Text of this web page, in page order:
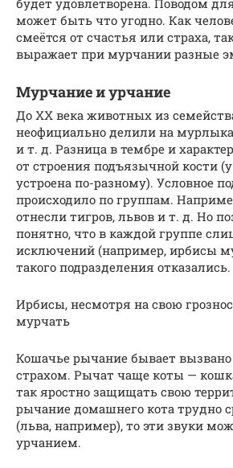
может быть что угодно. Как
смеётся от счастья или страха,
выражает при мурчании разные
Мурчание и урчание
До XX века животных из
неофициально делили на
и т. д. Разница в тембре и
от строения подъязычной кости
устроена по-разному). Условное
происходило по группам.
отнесли тигров, львов и т. д. Но
понятно, что в каждой группе
исключений (например, ирбисы
такого подразделения отказались.
Ирбисы, несмотря на свою
мурчать
Кошачье рычание бывает вызвано
страхом. Рычат чаще коты —
так яростно защищать свою
рычание домашнего кота трудно
(льва, например), то эти звуки
урчанием.